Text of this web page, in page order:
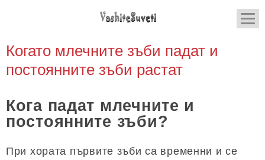
Когато млечните зъби падат и
постоянните зъби растат
Кога падат млечните и
постоянните зъби?
При хората първите зъби са временни и се